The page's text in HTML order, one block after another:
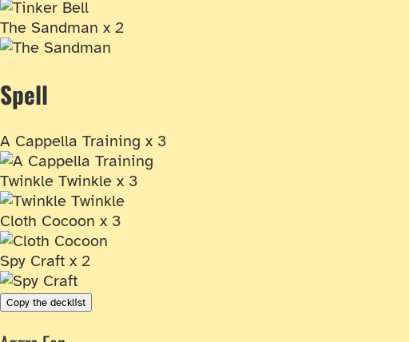
The Sandman x 2
Spell
A Cappella Training x 3
Twinkle Twinkle x 3
Cloth Cocoon x 3
Spy Craft x 2
Copy the decklist